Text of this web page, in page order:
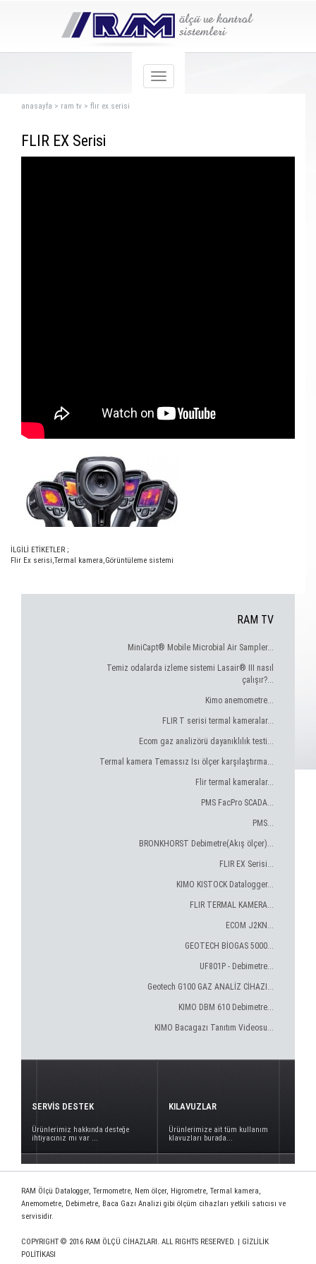
anasayfa > ram tv > flır ex serisi
FLIR EX Serisi
İLGİLİ ETİKETLER ;
Flir Ex serisi,Termal kamera,Görüntüleme sistemi
RAM TV
MiniCapt® Mobile Microbial Air Sampler...
Temiz odalarda izleme sistemi Lasair® III nasıl
çalışır?...
Kimo anemometre...
FLIR T serisi termal kameralar...
Ecom gaz analizörü dayanıklılık testi...
Termal kamera Temassız Isı ölçer karşılaştırma...
Flir termal kameralar...
PMS FacPro SCADA...
PMS...
BRONKHORST Debimetre(Akış ölçer)...
FLIR EX Serisi...
KIMO KISTOCK Datalogger...
FLIR TERMAL KAMERA...
ECOM J2KN...
GEOTECH BİOGAS 5000...
UF801P - Debimetre...
Geotech G100 GAZ ANALİZ CİHAZI...
KIMO DBM 610 Debimetre...
KIMO Bacagazı Tanıtım Videosu...
SERVİS DESTEK
Ürünlerimiz hakkında desteğe
ihtiyacınız mı var ...
KILAVUZLAR
Ürünlerimize ait tüm kullanım
klavuzları burada...
RAM Ölçü Datalogger, Termometre, Nem ölçer, Higrometre, Termal kamera,
Anemometre, Debimetre, Baca Gazı Analizi gibi ölçüm cihazları yetkili satıcısı ve
servisidir.
COPYRIGHT © 2016 RAM ÖLÇÜ CİHAZLARI. ALL RIGHTS RESERVED. | GİZLİLİK
POLİTİKASI